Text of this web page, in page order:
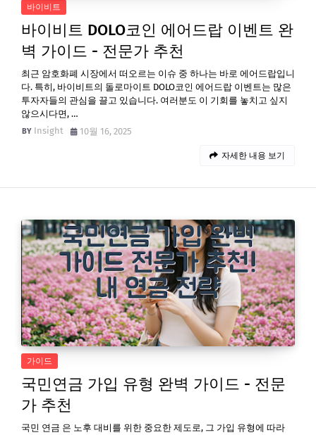
바이비트
바이비트 DOLO코인 에어드랍 이벤트 완
벽 가이드 - 전문가 추천
최근 암호화폐 시장에서 떠오르는 이슈 중 하나는 바로 에어드랍입니
다. 특히, 바이비트의 돌로마이트 DOLO코인 에어드랍 이벤트는 많은
투자자들의 관심을 끌고 있습니다. 여러분도 이 기회를 놓치고 싶지
않으시다면, …
Insight
10월 16, 2025
자세한 내용 보기
가이드
국민연금 가입 유형 완벽 가이드 - 전문
가 추천
국민 연금 은 노후 대비를 위한 중요한 제도로, 그 가입 유형에 따라